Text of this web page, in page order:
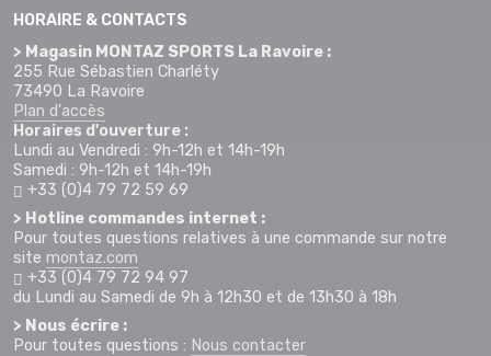
HORAIRE & CONTACTS
> Magasin MONTAZ SPORTS La Ravoire :
255 Rue Sébastien Charléty
73490 La Ravoire
Plan d'accès
Horaires d'ouverture :
Lundi au Vendredi : 9h-12h et 14h-19h
Samedi : 9h-12h et 14h-19h
+33 (0)4 79 72 59 69
> Hotline commandes internet :
Pour toutes questions relatives à une commande sur notre
site montaz.com
+33 (0)4 79 72 94 97
du Lundi au Samedi de 9h à 12h30 et de 13h30 à 18h
> Nous écrire :
Pour toutes questions : Nous contacter